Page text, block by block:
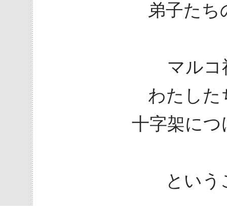
弟子たち
マル
わたした
十字架に
とい